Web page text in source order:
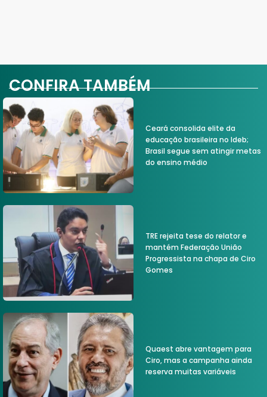
CONFIRA TAMBÉM
Ceará consolida elite da
educação brasileira no Ideb;
Brasil segue sem atingir metas
do ensino médio
TRE rejeita tese do relator e
mantém Federação União
Progressista na chapa de Ciro
Gomes
Quaest abre vantagem para
Ciro, mas a campanha ainda
reserva muitas variáveis